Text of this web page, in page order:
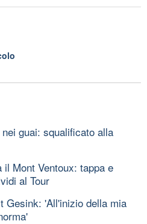
guai: squalificato alla
il Mont Ventoux: tappa e
al Tour
Gesink: 'All'inizio della mia